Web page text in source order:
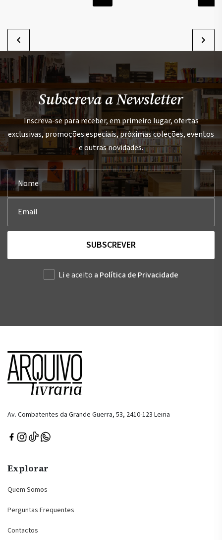
Subscreva a Newsletter
Inscreva-se para receber, em primeiro lugar, ofertas
exclusivas, promoções especiais, próximas coleções, eventos
e outras novidades.
SUBSCREVER
Li e aceito a Política de Privacidade
Av. Combatentes da Grande Guerra, 53, 2410-123 Leiria
Explorar
Quem Somos
Perguntas Frequentes
Contactos